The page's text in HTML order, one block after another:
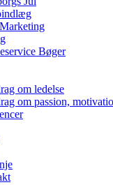
Bøger
om ledelse
om passion,